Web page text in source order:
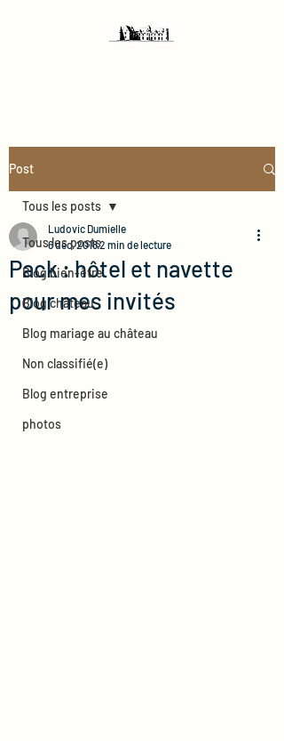
Post
Tous les posts
Blog bien-être
Blog château
Blog mariage au château
Non classifié(e)
Blog entreprise
photos
Tous les posts
Pack : hôtel et navette
pour mes invités
Ludovic Dumielle
6 déc. 20182 min de lecture